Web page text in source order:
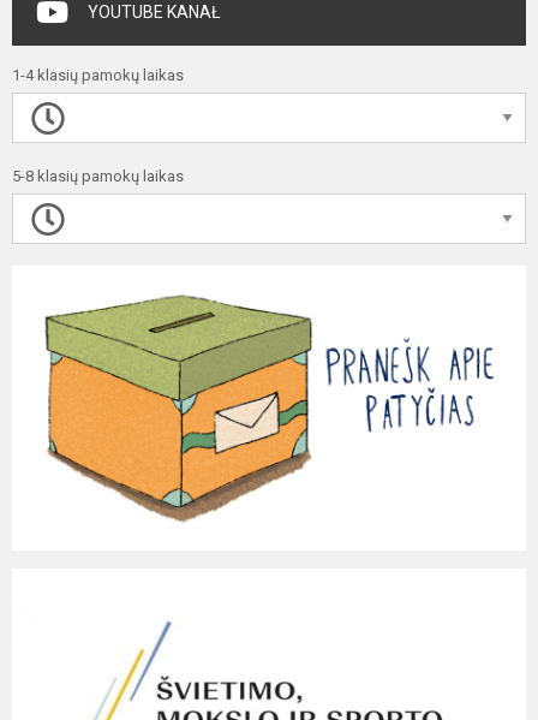
YOUTUBE KANAŁ
1-4 klasių pamokų laikas
5-8 klasių pamokų laikas